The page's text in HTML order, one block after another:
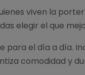
viven la
elegir el que
para el día a
comodidad y